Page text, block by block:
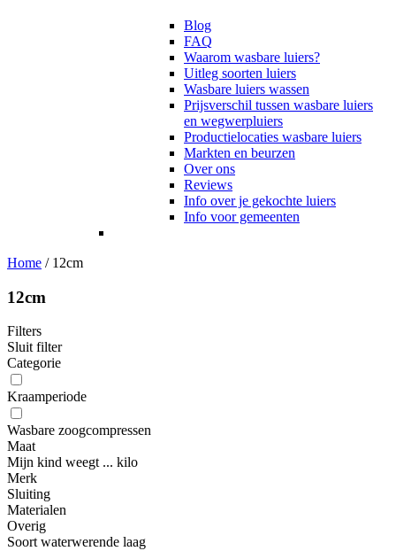
Blog
FAQ
Waarom wasbare luiers?
Uitleg soorten luiers
Wasbare luiers wassen
Prijsverschil tussen wasbare luiers
en wegwerpluiers
Productielocaties wasbare luiers
Markten en beurzen
Over ons
Reviews
Info over je gekochte luiers
Info voor gemeenten
Home / 12cm
12cm
Filters
Sluit filter
Categorie
Kraamperiode
Wasbare zoogcompressen
Maat
Mijn kind weegt ... kilo
Merk
Sluiting
Materialen
Overig
Soort waterwerende laag